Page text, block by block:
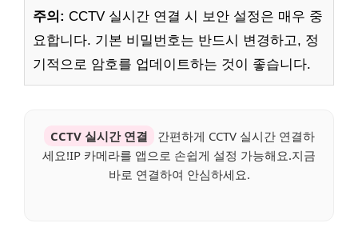
주의: CCTV 실시간 연결 시 보안 설정은 매우 중
요합니다. 기본 비밀번호는 반드시 변경하고, 정
기적으로 암호를 업데이트하는 것이 좋습니다.
CCTV 실시간 연결
간편하게 CCTV 실시간 연결하
세요!IP 카메라를 앱으로 손쉽게 설정 가능해요.지금
바로 연결하여 안심하세요.